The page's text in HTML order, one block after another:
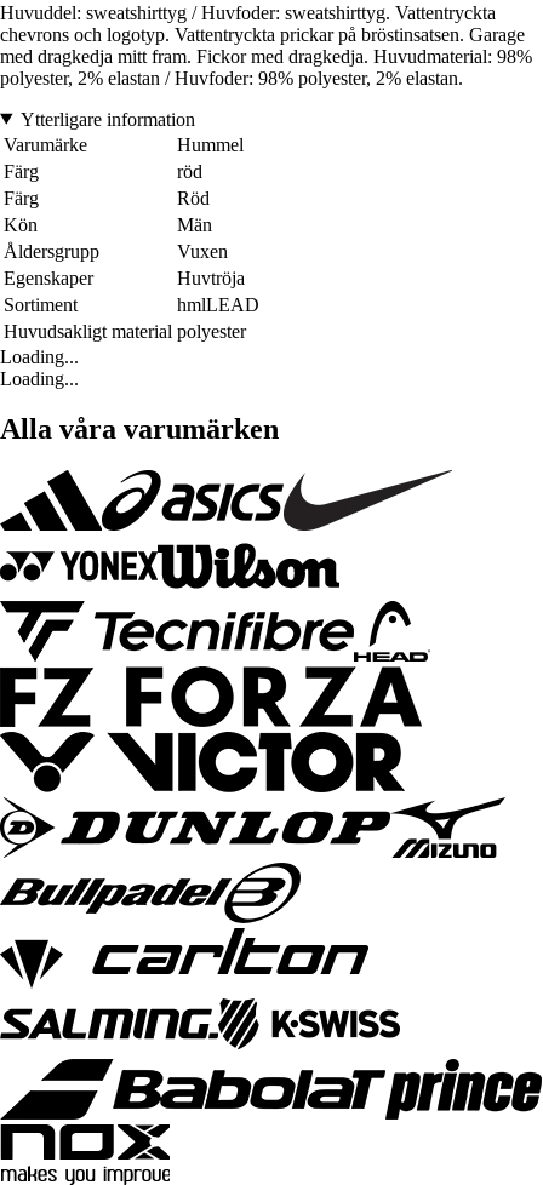
Huvuddel: sweatshirttyg / Huvfoder: sweatshirttyg. Vattentryckta
chevrons och logotyp. Vattentryckta prickar på bröstinsatsen. Garage
med dragkedja mitt fram. Fickor med dragkedja. Huvudmaterial: 98%
polyester, 2% elastan / Huvfoder: 98% polyester, 2% elastan.
Ytterligare information
Varumärke
Hummel
Färg
röd
Färg
Röd
Kön
Män
Åldersgrupp
Vuxen
Egenskaper
Huvtröja
Sortiment
hmlLEAD
Huvudsakligt material polyester
Loading...
Loading...
Alla våra varumärken